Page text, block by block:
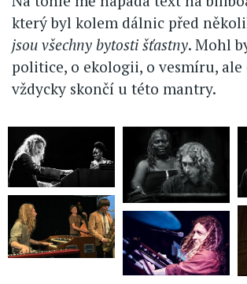
který byl kolem dálnic před
jsou všechny bytosti šťastny. Mohl
politice, o ekologii, o vesmíru, ale
vždycky skončí u této mantry.